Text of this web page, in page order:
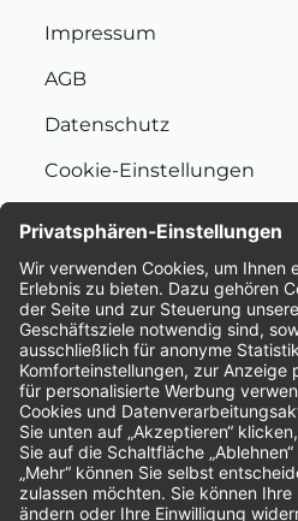
Impressum
AGB
Datenschutz
Cookie-Einstellungen
Bewertungen